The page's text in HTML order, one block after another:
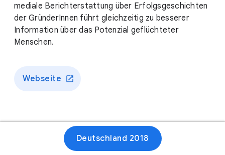
mediale Berichterstattung über Erfolgsgeschichten
der GründerInnen führt gleichzeitig zu besserer
Information über das Potenzial geflüchteter
Menschen.
Webseite
Deutschland 2018